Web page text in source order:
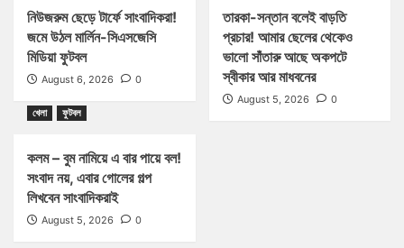
নিউজরুম ছেড়ে টার্ফে সাংবাদিকরা!
জমে উঠল মার্লিন-সিএসজেসি
মিডিয়া ফুটবল
August 6, 2026 0
তারকা-সন্তান বলেই বাড়তি
প্রচার! আমার ছেলের থেকেও
ভালো সাঁতারু আছে অকপটে
স্বীকার আর মাধবনের
August 5, 2026
0
খেলা
ফুটবল
কলম – বুম নামিয়ে এ বার পায়ে বল!
সংবাদ নয়, এবার গোলের গল্প
লিখবেন সাংবাদিকরাই
August 5, 2026 0